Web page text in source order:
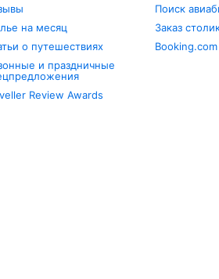
на месяц
о путешествиях
и праздничные
Review Awards
Поиск
Заказ